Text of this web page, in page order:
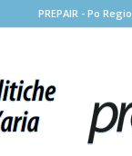
PREPAIR - Po